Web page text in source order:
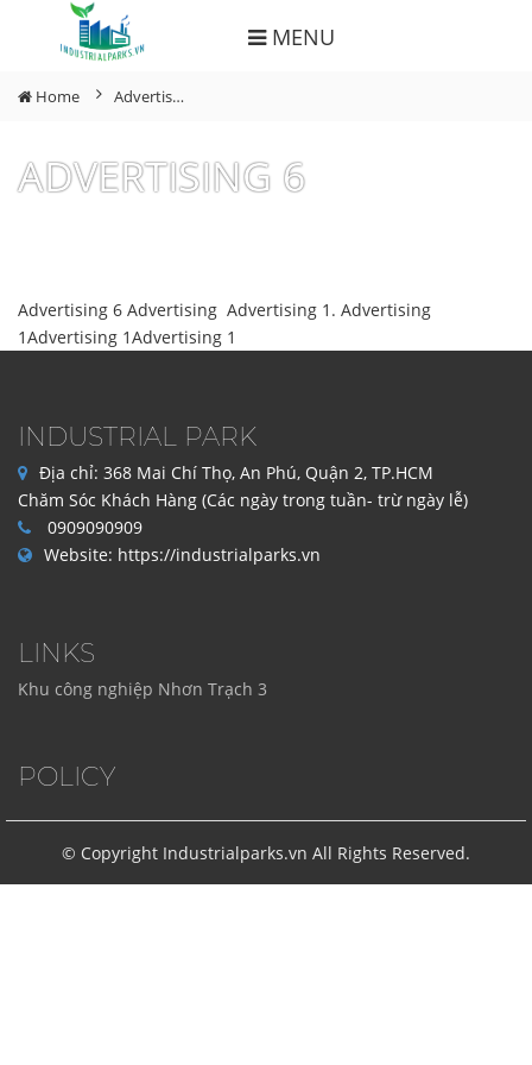
MENU
Home Advertisement
ADVERTISING 6
Advertising 6 Advertising Advertising 1. Advertising
1Advertising 1Advertising 1
INDUSTRIAL PARK
Địa chỉ: 368 Mai Chí Thọ, An Phú, Quận 2, TP.HCM
Chăm Sóc Khách Hàng (Các ngày trong tuần- trừ ngày lễ)
0909090909
Website: https://industrialparks.vn
LINKS
Khu công nghiệp Nhơn Trạch 3
POLICY
© Copyright Industrialparks.vn All Rights Reserved.